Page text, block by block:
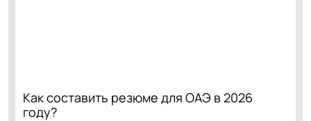
Как составить резюме для ОАЭ в 2026
году?